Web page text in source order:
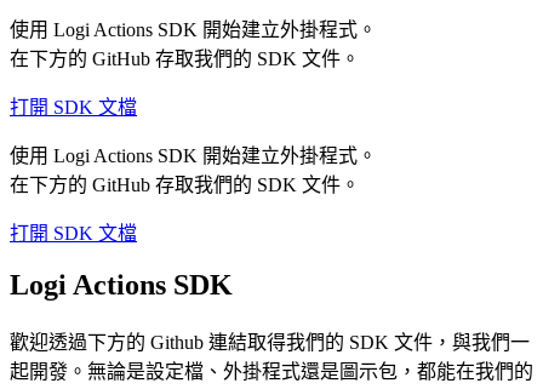
使用 Logi Actions SDK 開始建立外掛程式。
在下方的 GitHub 存取我們的 SDK 文件。
打開 SDK 文檔
使用 Logi Actions SDK 開始建立外掛程式。
在下方的 GitHub 存取我們的 SDK 文件。
打開 SDK 文檔
Logi Actions SDK
歡迎透過下方的 Github 連結取得我們的 SDK 文件，與我們一
起開發。無論是設定檔、外掛程式還是圖示包，都能在我們的